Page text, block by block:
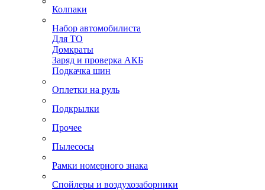
Колпаки
Набор автомобилиста
Для ТО
Домкраты
Заряд и проверка АКБ
Подкачка шин
Оплетки на руль
Подкрылки
Прочее
Пылесосы
Рамки номерного знака
Спойлеры и воздухозаборники